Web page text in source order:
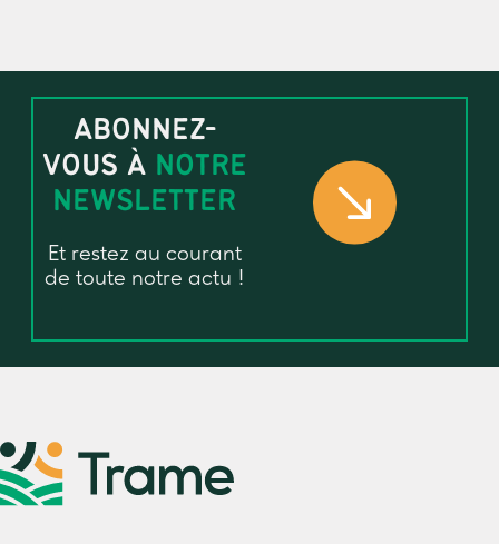
ABONNEZ-
VOUS À NOTRE
NEWSLETTER
Et restez au courant
de toute notre actu !